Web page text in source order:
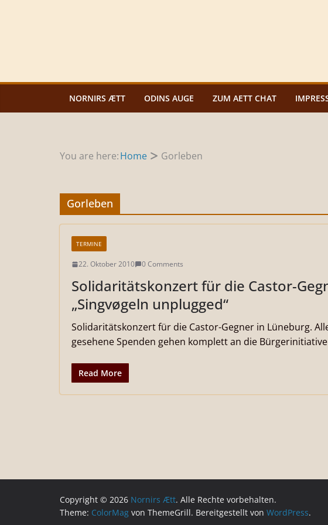
NORNIRS ÆTT ODINS AUGE ZUM AETT CHAT
You are here:Home Gorleben
Gorleben
TERMINE
22. Oktober 2010 0 Comments
Solidaritätskonzert für die Castor-
„Singvøgeln unplugged“
Solidaritätskonzert für die Castor-Gegner in Lüneburg.
gesehene Spenden gehen komplett an die
Read More
Copyright © 2026 Nornirs Ætt. Alle Rechte vorbehalten.
Theme: ColorMag von ThemeGrill. Bereitgestellt von WordPress.